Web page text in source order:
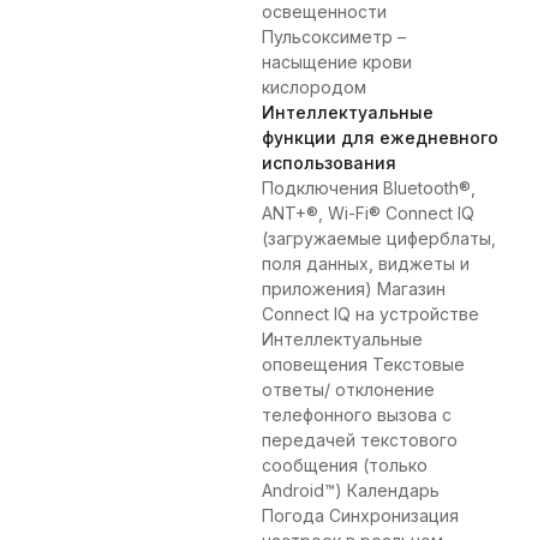
освещенности
Пульсоксиметр –
насыщение крови
кислородом
Интеллектуальные
функции для ежедневного
использования
Подключения Bluetooth®,
ANT+®, Wi-Fi® Connect IQ
(загружаемые циферблаты,
поля данных, виджеты и
приложения) Магазин
Connect IQ на устройстве
Интеллектуальные
оповещения Текстовые
ответы/ отклонение
телефонного вызова с
передачей текстового
сообщения (только
Android™) Календарь
Погода Синхронизация